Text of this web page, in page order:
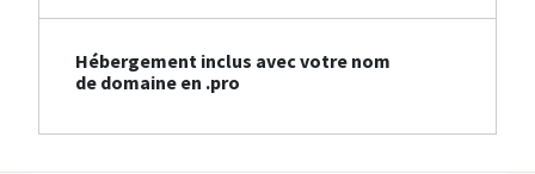
Hébergement inclus avec votre nom
de domaine en .pro